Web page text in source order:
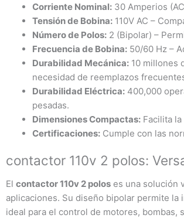
Corriente Nominal: 30 Amperios
Tensión de Bobina: 110V AC –
Número de Polos: 2 (Bipolar) –
Frecuencia de Bobina: 50/60 Hz –
Durabilidad Mecánica: 10 millones
necesidad de reemplazos
Durabilidad Eléctrica: 400,000
pesadas.
Dimensiones Compactas: Facilita
Certificaciones: Cumple con las
contactor 110v 2 polos:
El contactor 110v 2 polos es una solución
aplicaciones. Su diseño bipolar permite
ideal para el control de motores,